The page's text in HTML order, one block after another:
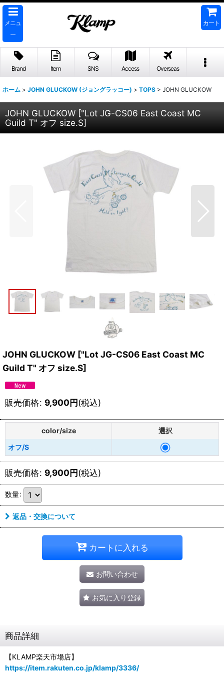
メニュ
ー
カート
Brand Item SNS Access Overseas
ホーム > JOHN GLUCKOW (ジョングラッコー) > TOPS > JOHN GLUCKOW
JOHN GLUCKOW ["Lot JG-CS06 East Coast MC
Guild T" オフ size.S]
JOHN GLUCKOW ["Lot JG-CS06 East Coast MC
Guild T" オフ size.S]
販売価格: 9,900円(税込)
color/size
選択
オフ/S
販売価格: 9,900円(税込)
数量:
返品・交換について
カートに入れる
お問い合わせ
お気に入り登録
商品詳細
【KLAMP楽天市場店】
https://item.rakuten.co.jp/klamp/3336/